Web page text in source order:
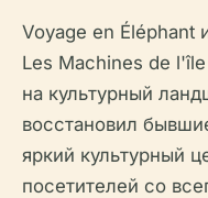
Voyage en Éléphant
Les Machines de l'île
на культурный
восстановил
яркий культурный
посетителей со